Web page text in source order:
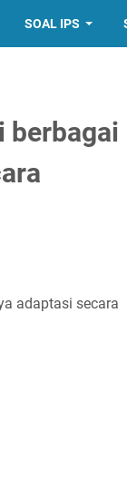
SOAL IPS
berbagai
adaptasi secara